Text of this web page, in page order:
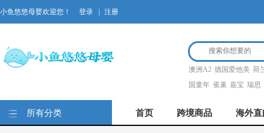
小鱼悠悠母婴欢迎您！ 登录 注册
澳洲A2 德国爱他美 荷
国童年 雀巢 嘉宝 瑞思
所有分类 首页 跨境商品 海外直